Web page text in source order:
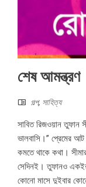
শেষ আমন্ত্রণ
গল্প, সাহিত্য
সাবিত রিজওয়ান তুফান
ভালবাসি।” প্রেমের
কমতে থাকে কথা।
সেদিনই। তুফানও
কোনো মাসে দুইবার